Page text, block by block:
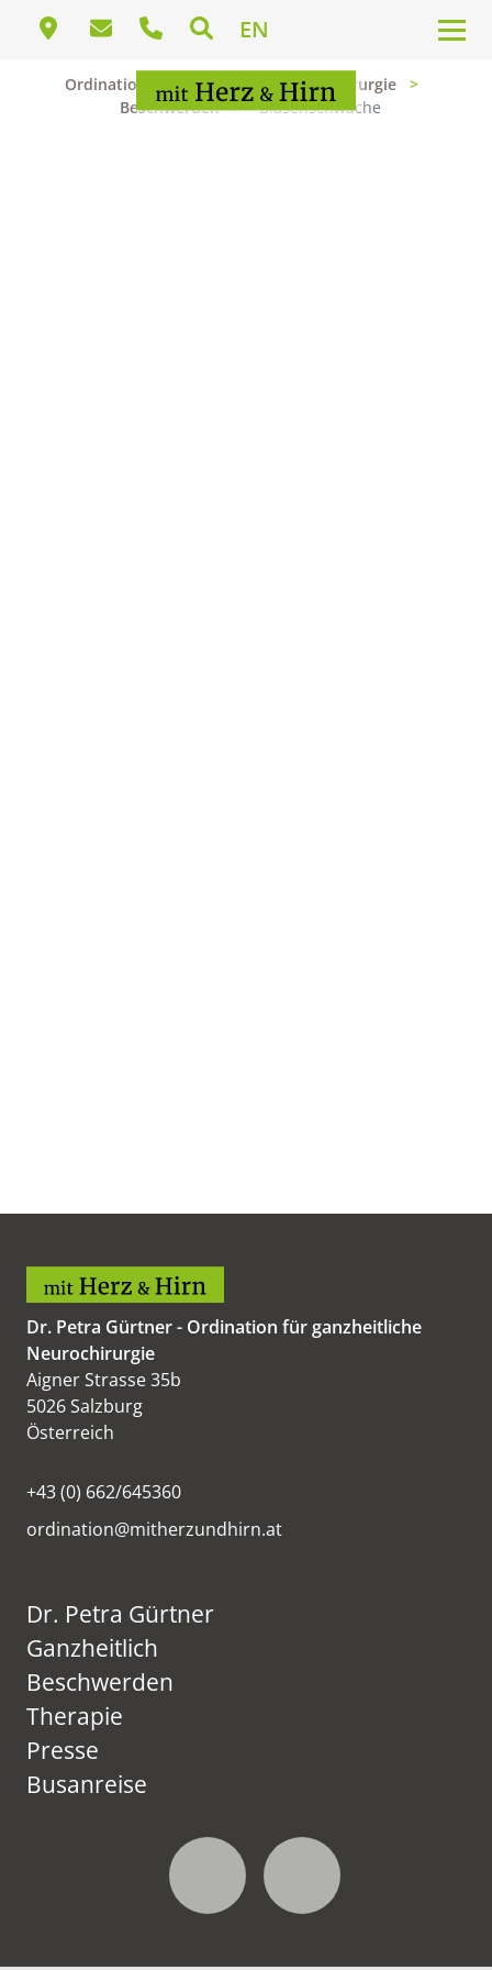
EN
Ordination für ganzheitliche Neurochirurgie
Beschwerden
Blasenschwäche
Dr. Petra Gürtner - Ordination für ganzheitliche
Neurochirurgie
Aigner Strasse 35b
5026 Salzburg
Österreich
+43 (0) 662/645360
ordination@mitherzundhirn.at
Dr. Petra Gürtner
Ganzheitlich
Beschwerden
Therapie
Presse
Busanreise